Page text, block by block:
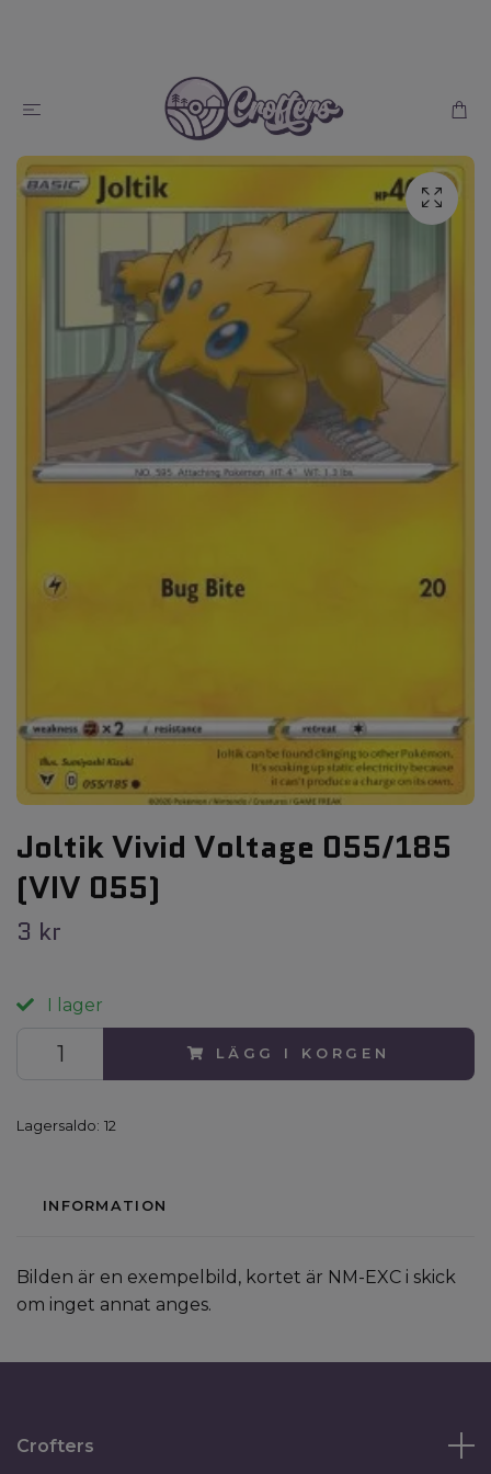
Joltik Vivid Voltage 055/185
(VIV 055)
3 kr
I lager
LÄGG I KORGEN
Lagersaldo: 12
INFORMATION
Bilden är en exempelbild, kortet är NM-EXC i skick
om inget annat anges.
Crofters